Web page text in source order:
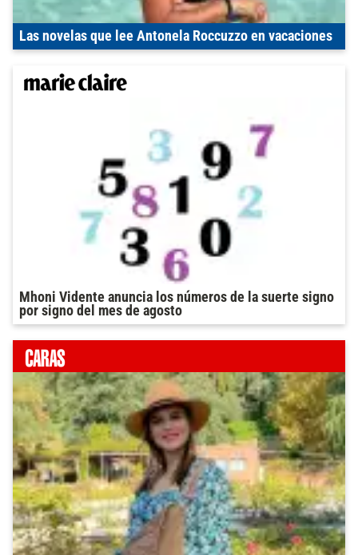
Las novelas que lee Antonela Roccuzzo en vacaciones
Mhoni Vidente anuncia los números de la suerte signo
por signo del mes de agosto